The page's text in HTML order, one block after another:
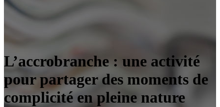
L’accrobranche : une activité
pour partager des moments de
complicité en pleine nature